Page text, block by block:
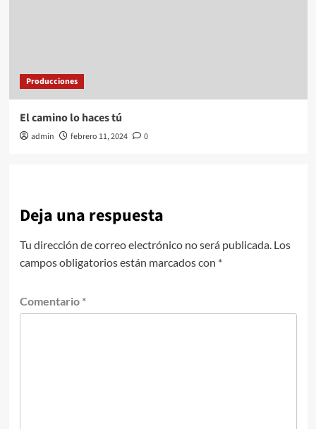
Producciones
El camino lo haces tú
admin febrero 11, 2024 0
Deja una respuesta
Tu dirección de correo electrónico no será publicada. Los
campos obligatorios están marcados con *
Comentario *